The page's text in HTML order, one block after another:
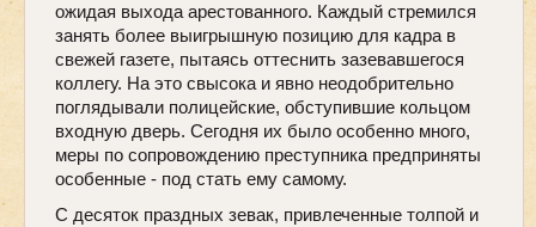
ожидая выхода арестованного. Каждый стремился
занять более выигрышную позицию для кадра в
свежей газете, пытаясь оттеснить зазевавшегося
коллегу. На это свысока и явно неодобрительно
поглядывали полицейские, обступившие кольцом
входную дверь. Сегодня их было особенно много,
меры по сопровождению преступника предприняты
особенные - под стать ему самому.
С десяток праздных зевак, привлеченные толпой и